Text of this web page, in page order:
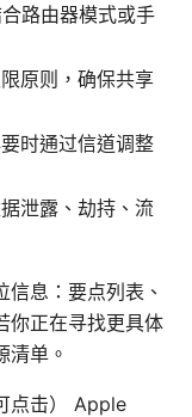
路由器模式或手
原则，确保共享
时通过信道调整
泄露、劫持、流
息：要点列表、
你正在寻找更具体
清单。
点击） Apple